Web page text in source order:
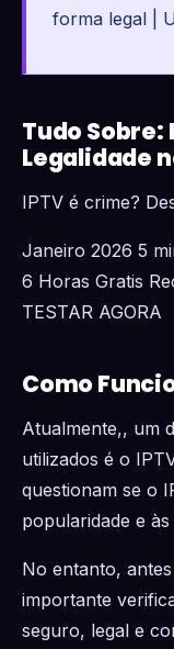
forma legal |
Tudo Sobre:
Legalidade
IPTV é crime?
Janeiro 2026 5
6 Horas Gratis
TESTAR AGORA
Como
Atualmente,, um
utilizados é o
questionam se o
popularidade e
No entanto,
importante
seguro, legal e